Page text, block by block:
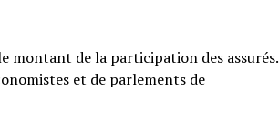
montant de la participation des assurés.
et de parlements de